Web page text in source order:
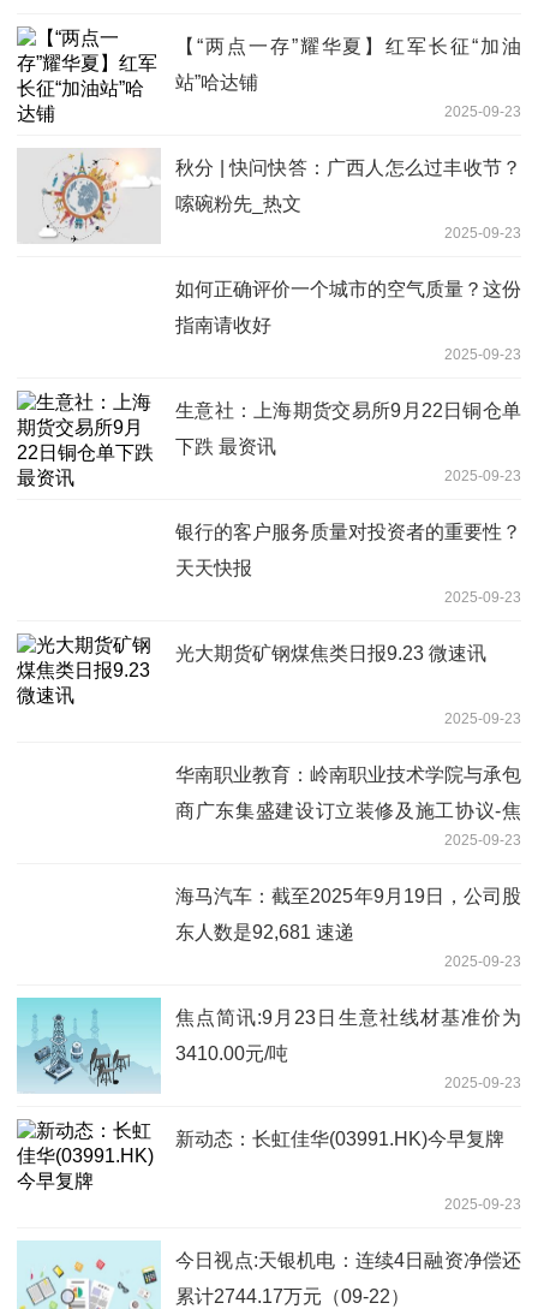
【“两点一存”耀华夏】红军长征“加油
站”哈达铺
2025-09-23
秋分 | 快问快答：广西人怎么过丰收节？
嗦碗粉先_热文
2025-09-23
如何正确评价一个城市的空气质量？这份
指南请收好
2025-09-23
生意社：上海期货交易所9月22日铜仓单
下跌 最资讯
2025-09-23
银行的客户服务质量对投资者的重要性？
天天快报
2025-09-23
光大期货矿钢煤焦类日报9.23 微速讯
2025-09-23
华南职业教育：岭南职业技术学院与承包
商广东集盛建设订立装修及施工协议-焦
2025-09-23
海马汽车：截至2025年9月19日，公司股
东人数是92,681 速递
2025-09-23
焦点简讯:9月23日生意社线材基准价为
3410.00元/吨
2025-09-23
新动态：长虹佳华(03991.HK)今早复牌
2025-09-23
今日视点:天银机电：连续4日融资净偿还
累计2744.17万元（09-22）